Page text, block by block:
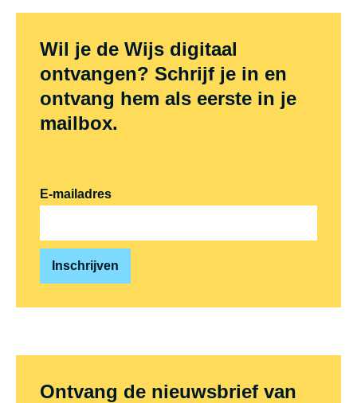
Wil je de Wijs digitaal
ontvangen? Schrijf je in en
ontvang hem als eerste in je
mailbox.
E-mailadres
Ontvang de nieuwsbrief van